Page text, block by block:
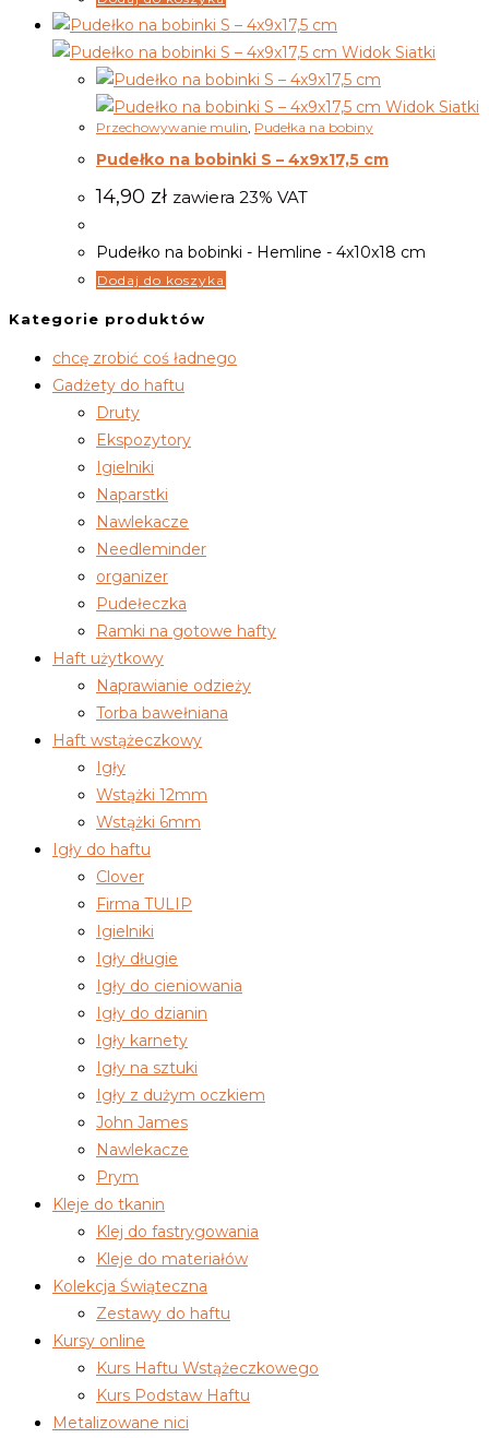
Widok Siatki
Widok Siatki
Przechowywanie mulin Pudełka na bobiny
Pudełko na bobinki S – 4x9x17,5 cm
14,90 zł zawiera 23% VAT
Pudełko na bobinki - Hemline - 4x10x18 cm
Dodaj do koszyka
Kategorie produktów
chcę zrobić coś ładnego
Gadżety do haftu
Druty
Ekspozytory
Igielniki
Naparstki
Nawlekacze
Needleminder
organizer
Pudełeczka
Ramki na gotowe hafty
Haft użytkowy
Naprawianie odzieży
Torba bawełniana
Haft wstążeczkowy
Igły
Wstążki 12mm
Wstążki 6mm
Igły do haftu
Clover
Firma TULIP
Igielniki
Igły długie
Igły do cieniowania
Igły do dzianin
Igły karnety
Igły na sztuki
Igły z dużym oczkiem
John James
Nawlekacze
Prym
Kleje do tkanin
Klej do fastrygowania
Kleje do materiałów
Kolekcja Świąteczna
Zestawy do haftu
Kursy online
Kurs Haftu Wstążeczkowego
Kurs Podstaw Haftu
Metalizowane nici